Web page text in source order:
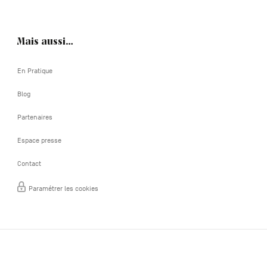
Mais aussi…
En Pratique
Blog
Partenaires
Espace presse
Contact
Paramétrer les cookies